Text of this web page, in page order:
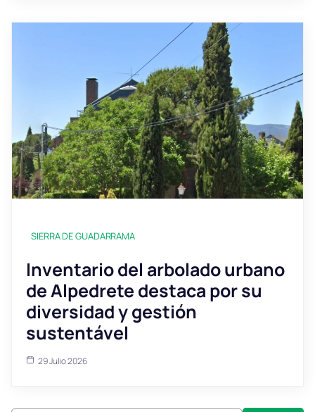
SIERRA DE GUADARRAMA
Inventario del arbolado urbano
de Alpedrete destaca por su
diversidad y gestión
sustentável
29 Julio 2026